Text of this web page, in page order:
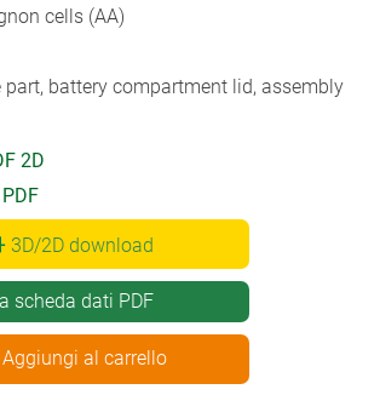
cells (AA)
part, battery compartment lid, assembly
2D
3D/2D download
scheda dati PDF
Aggiungi al carrello